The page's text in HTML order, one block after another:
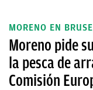
MORENO EN
Moreno pide
la pesca de
Comisión